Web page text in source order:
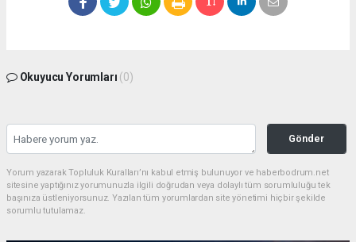
Okuyucu Yorumları (0)
Gönder
Yorum yazarak Topluluk Kuralları’nı kabul etmiş bulunuyor ve haberbodrum.net
sitesine yaptığınız yorumunuzla ilgili doğrudan veya dolaylı tüm sorumluluğu tek
başınıza üstleniyorsunuz. Yazılan tüm yorumlardan site yönetimi hiçbir şekilde
sorumlu tutulamaz.